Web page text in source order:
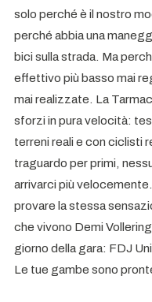
solo perché è il nostro
perché abbia una
bici sulla strada. Ma
effettivo più basso mai
mai realizzate. La
sforzi in pura velocità:
terreni reali e con ciclisti
traguardo per primi,
arrivarci più
provare la stessa
che vivono Demi
giorno della gara: FDJ
Le tue gambe sono